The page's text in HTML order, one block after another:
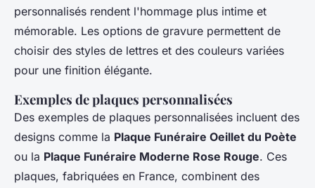
personnalisés rendent l'hommage plus intime et
mémorable. Les options de gravure permettent de
choisir des styles de lettres et des couleurs variées
pour une finition élégante.
Exemples de plaques personnalisées
Des exemples de plaques personnalisées incluent des
designs comme la Plaque Funéraire Oeillet du Poète
ou la Plaque Funéraire Moderne Rose Rouge. Ces
plaques, fabriquées en France, combinent des